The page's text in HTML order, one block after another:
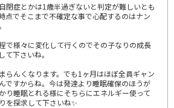
閉症とかは1歳半過ぎないと判定が難しいとも
点でそこまで不確定な事で心配するのはナン
で様々に変化して行くのでその子なりの成長
て下さいね。
らんくなります。でも1ヶ月はほぼ全員ギャン
ですからね。今は発達より睡眠確保のほうが
り睡眠とれる様にそちらにエネルギー使って
を探求して下さいね✨